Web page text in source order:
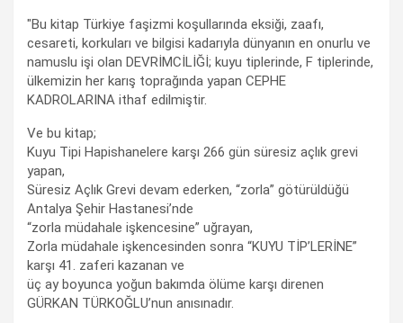
"Bu kitap Türkiye faşizmi koşullarında eksiği, zaafı,
cesareti, korkuları ve bilgisi kadarıyla dünyanın en onurlu ve
namuslu işi olan DEVRİMCİLİĞİ; kuyu tiplerinde, F tiplerinde,
ülkemizin her karış toprağında yapan CEPHE
KADROLARINA ithaf edilmiştir.
Ve bu kitap;
Kuyu Tipi Hapishanelere karşı 266 gün süresiz açlık grevi
yapan,
Süresiz Açlık Grevi devam ederken, “zorla” götürüldüğü
Antalya Şehir Hastanesi’nde
“zorla müdahale işkencesine” uğrayan,
Zorla müdahale işkencesinden sonra “KUYU TİP’LERİNE”
karşı 41. zaferi kazanan ve
üç ay boyunca yoğun bakımda ölüme karşı direnen
GÜRKAN TÜRKOĞLU’nun anısınadır.